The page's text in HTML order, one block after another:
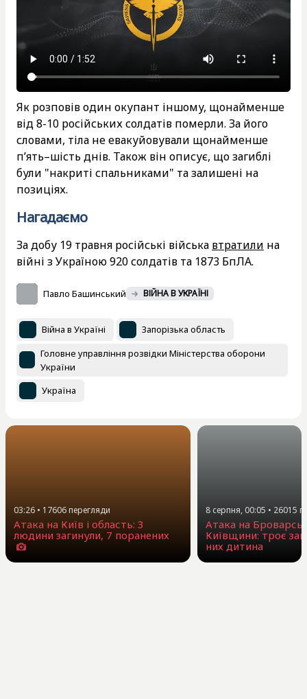
Як розповів один окупант іншому, щонайменше
від 8-10 російських солдатів померли. За його
словами, тіла не евакуйовували щонайменше
п’ять–шість днів. Також він описує, що загиблі
були "накриті спальниками" та залишені на
позиціях.
Нагадаємо
За добу 19 травня російські війська втратили на
війні з Україною 920 солдатів та 1873 БпЛА.
Павло Башинський ВІЙНА В УКРАЇНІ
Війна в Україні
Запорізька область
Головне управління розвідки Міністерства оборони
України
Україна
03:26 • 17606перегляди
Атака на Київ і область: 3
людини загинули, 7 поранених
8 серпня, 00:05 • 26015
Атака на
Київщини: троє
них дитина